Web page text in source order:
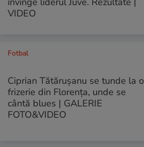
VIDEO
Fotbal
Ciprian Tătărușanu se tunde la o
frizerie din Florența, unde se
cântă blues | GALERIE
FOTO&VIDEO